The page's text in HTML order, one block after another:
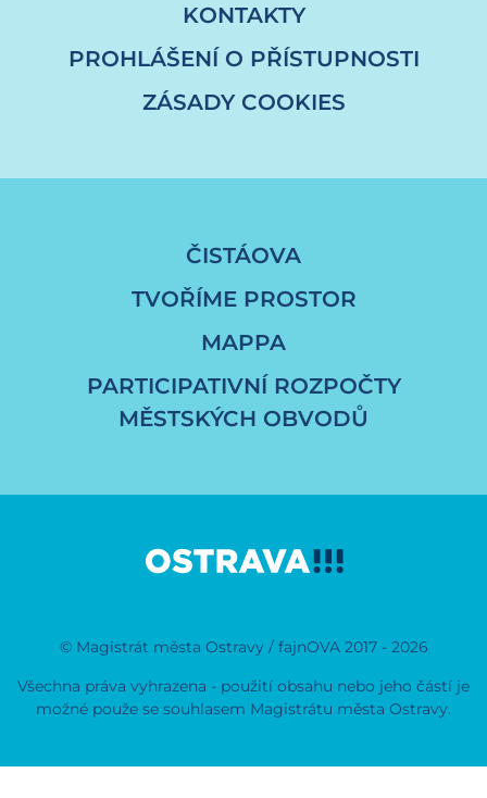
KONTAKTY
PROHLÁŠENÍ O PŘÍSTUPNOSTI
ZÁSADY COOKIES
ČISTÁOVA
TVOŘÍME PROSTOR
MAPPA
PARTICIPATIVNÍ ROZPOČTY
MĚSTSKÝCH OBVODŮ
© Magistrát města Ostravy / fajnOVA 2017 - 2026
Všechna práva vyhrazena - použití obsahu nebo jeho částí je
možné použe se souhlasem Magistrátu města Ostravy.